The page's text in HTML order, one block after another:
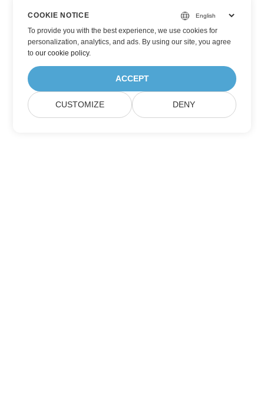
COOKIE NOTICE
To provide you with the best experience, we use cookies for
personalization, analytics, and ads. By using our site, you agree
toour cookie policy.
ACCEPT
CUSTOMIZE DENY